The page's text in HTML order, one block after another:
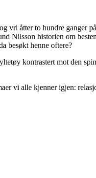
vri åtter to hundre ganger
historien om
besøkt henne oftere?
kontrastert mot den
vi alle kjenner igjen: